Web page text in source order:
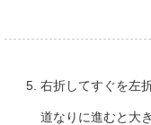
右折してすぐを左
道なりに進むと大